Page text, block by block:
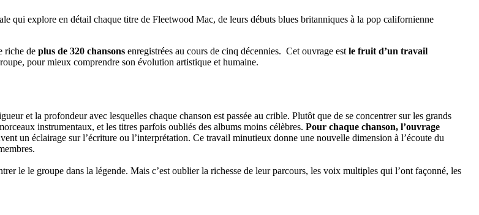
qui explore en détail chaque titre de Fleetwood Mac, de leurs débuts blues britanniques à la pop californienne
riche de plus de 320 chansons enregistrées au cours de cinq décennies. Cet ouvrage est le fruit d’un travail
pour mieux comprendre son évolution artistique et humaine.
et la profondeur avec lesquelles chaque chanson est passée au crible. Plutôt que de se concentrer sur les grands
instrumentaux, et les titres parfois oubliés des albums moins célèbres. Pour chaque chanson, l’ouvrage
un éclairage sur l’écriture ou l’interprétation. Ce travail minutieux donne une nouvelle dimension à l’écoute du
le le groupe dans la légende. Mais c’est oublier la richesse de leur parcours, les voix multiples qui l’ont façonné, les